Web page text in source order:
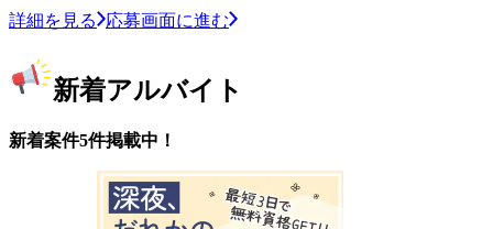
詳細を見る 応募画面に進む
新着アルバイト
新着案件5件掲載中！